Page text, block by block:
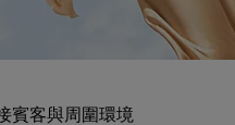
賓客與周圍環境